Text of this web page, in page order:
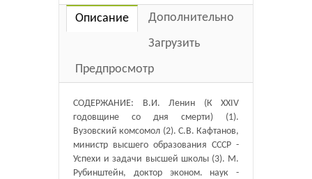
Описание
Дополнительно
Загрузить
Предпросмотр
СОДЕРЖАНИЕ: В.И. Ленин (К XXIV
годовщине со дня смерти) (1).
Вузовский комсомол (2). С.В. Кафтанов,
министр высшего образования СССР -
Успехи и задачи высшей школы (3). М.
Рубинштейн, доктор эконом. наук -